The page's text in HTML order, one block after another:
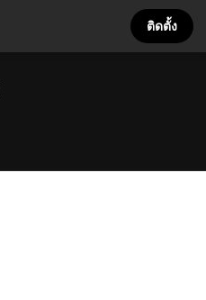
ติดตั้ง